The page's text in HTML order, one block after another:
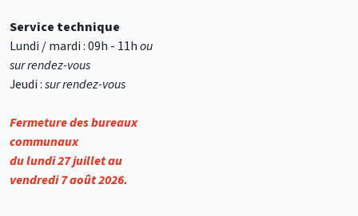
Service technique
Lundi / mardi : 09h - 11hou
sur rendez-vous
Jeudi :sur rendez-vous
Fermeture des bureaux
communaux
du lundi 27 juillet au
vendredi 7 août 2026.